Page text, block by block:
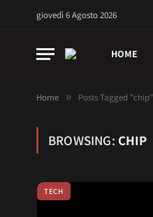
giovedì 6 Agosto 2026
HOME
Home » Posts Tagged "chip"
BROWSING: CHIP
TECH